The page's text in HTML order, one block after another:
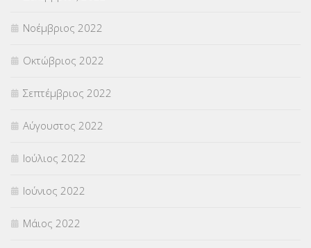
Νοέμβριος 2022
Οκτώβριος 2022
Σεπτέμβριος 2022
Αύγουστος 2022
Ιούλιος 2022
Ιούνιος 2022
Μάιος 2022